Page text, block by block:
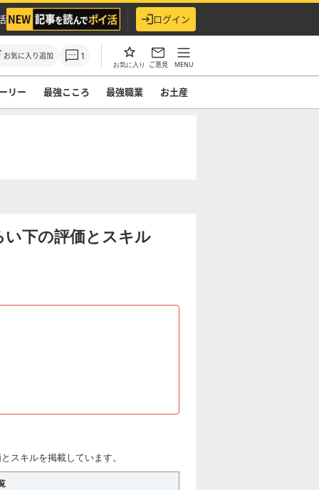
ログイン
お気に入り追加 1
お気に入り ご意見 MENU
リー 最強こころ 最強職業 お土産
下の評価とスキル
スキルを掲載しています。